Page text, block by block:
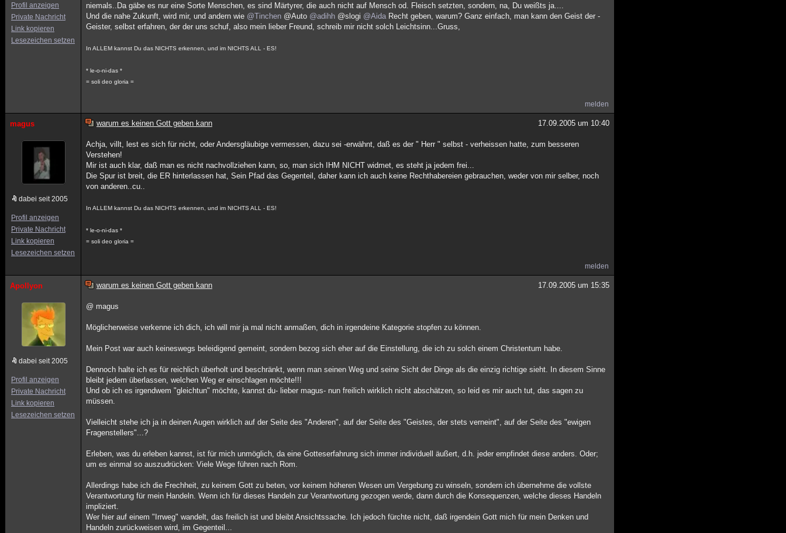
Profil anzeigen
Private Nachricht
Link kopieren
Lesezeichen setzen
niemals..Da gäbe es nur eine Sorte Menschen, es sind Märtyrer, die auch nicht auf Mensch od. Fleisch setzten, sondern, na, Du weißts ja....
Und die nahe Zukunft, wird mir, und andern wie @Tinchen @Auto @adihh @slogi @Aida Recht geben, warum? Ganz einfach, man kann den Geist der -
Geister, selbst erfahren, der der uns schuf, also mein lieber Freund, schreib mir nicht solch Leichtsinn...Gruss,
In ALLEM kannst Du das NICHTS erkennen, und im NICHTS ALL - ES!
* le-o-ni-das *
= soli deo gloria =
melden
magus
dabei seit 2005
Profil anzeigen
Private Nachricht
Link kopieren
Lesezeichen setzen
warum es keinen Gott geben kann 17.09.2005 um 10:40
Achja, villt, lest es sich für nicht, oder Andersgläubige vermessen, dazu sei -erwähnt, daß es der " Herr " selbst - verheissen hatte, zum besseren
Verstehen!
Mir ist auch klar, daß man es nicht nachvollziehen kann, so, man sich IHM NICHT widmet, es steht ja jedem frei...
Die Spur ist breit, die ER hinterlassen hat, Sein Pfad das Gegenteil, daher kann ich auch keine Rechthabereien gebrauchen, weder von mir selber, noch
von anderen..cu..
In ALLEM kannst Du das NICHTS erkennen, und im NICHTS ALL - ES!
* le-o-ni-das *
= soli deo gloria =
melden
Apollyon
dabei seit 2005
Profil anzeigen
Private Nachricht
Link kopieren
Lesezeichen setzen
warum es keinen Gott geben kann 17.09.2005 um 15:35
@ magus
Möglicherweise verkenne ich dich, ich will mir ja mal nicht anmaßen, dich in irgendeine Kategorie stopfen zu können.
Mein Post war auch keineswegs beleidigend gemeint, sondern bezog sich eher auf die Einstellung, die ich zu solch einem Christentum habe.
Dennoch halte ich es für reichlich überholt und beschränkt, wenn man seinen Weg und seine Sicht der Dinge als die einzig richtige sieht. In diesem Sinne
bleibt jedem überlassen, welchen Weg er einschlagen möchte!!!
Und ob ich es irgendwem "gleichtun" möchte, kannst du- lieber magus- nun freilich wirklich nicht abschätzen, so leid es mir auch tut, das sagen zu
müssen.
Vielleicht stehe ich ja in deinen Augen wirklich auf der Seite des "Anderen", auf der Seite des "Geistes, der stets verneint", auf der Seite des "ewigen
Fragenstellers"...?
Erleben, was du erleben kannst, ist für mich unmöglich, da eine Gotteserfahrung sich immer individuell äußert, d.h. jeder empfindet diese anders. Oder;
um es einmal so auszudrücken: Viele Wege führen nach Rom.
Allerdings habe ich die Frechheit, zu keinem Gott zu beten, vor keinem höheren Wesen um Vergebung zu winseln, sondern ich übernehme die vollste
Verantwortung für mein Handeln. Wenn ich für dieses Handeln zur Verantwortung gezogen werde, dann durch die Konsequenzen, welche dieses Handeln
impliziert.
Wer hier auf einem "Irrweg" wandelt, das freilich ist und bleibt Ansichtssache. Ich jedoch fürchte nicht, daß irgendein Gott mich für mein Denken und
Handeln zurückweisen wird, im Gegenteil...